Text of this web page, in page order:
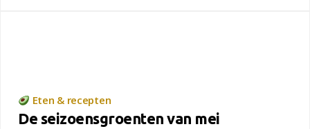
Eten & recepten
De seizoensgroenten van mei